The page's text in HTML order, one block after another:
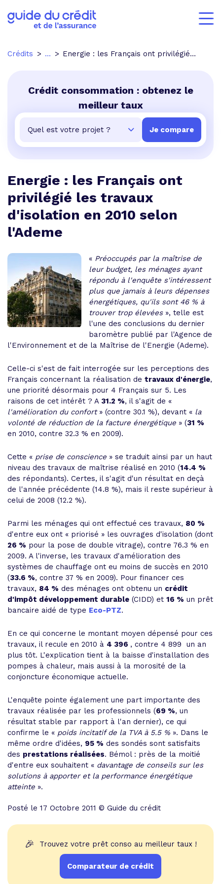
Crédits ... Energie : les Français ont privilégié les travaux d'isolation en 2010 selon l'Ademe
Crédit consommation : obtenez le
meilleur taux
Energie : les Français ont
privilégié les travaux
d'isolation en 2010 selon
l'Ademe
« Préoccupés par la maîtrise de
leur budget, les ménages ayant
répondu à l'enquête s'intéressent
plus que jamais à leurs dépenses
énergétiques, qu'ils sont 46 % à
trouver trop élevées», telle est
l'une des conclusions du dernier
baromètre publié par l'Agence de
l'Environnement et de la Maîtrise de l'Energie (Ademe).
Celle-ci s'est de fait interrogée sur les perceptions des
Français concernant la réalisation de travaux d'énergie,
une priorité désormais pour 4 Français sur 5. Les
raisons de cet intérêt ? A 31.2 %, il s'agit de «
l'amélioration du confort» (contre 30.1 %), devant « la
volonté de réduction de la facture énergétique » (31 %
en 2010, contre 32.3 % en 2009).
Cette « prise de conscience » se traduit ainsi par un haut
niveau des travaux de maîtrise réalisé en 2010 (14.4 %
des répondants). Certes, il s'agit d'un résultat en deçà
de l'année précédente (14.8 %), mais il reste supérieur à
celui de 2008 (12.2 %).
Parmi les ménages qui ont effectué ces travaux, 80 %
d'entre eux ont « priorisé » les ouvrages d'isolation (dont
26 % pour la pose de double vitrage), contre 76.3 % en
2009. A l'inverse, les travaux d'amélioration des
systèmes de chauffage ont eu moins de succès en 2010
(33.6 %, contre 37 % en 2009). Pour financer ces
travaux, 84 % des ménages ont obtenu un crédit
d'impôt développement durable (CIDD) et 16 % un prêt
bancaire aidé de type Eco-PTZ.
En ce qui concerne le montant moyen dépensé pour ces
travaux, il recule en 2010 à 4 396  , contre 4 899  un an
plus tôt. L'explication tient à la baisse d'installation des
pompes à chaleur, mais aussi à la morosité de la
conjoncture économique actuelle.
L'enquête pointe également une part importante des
travaux réalisée par les professionnels (69 %, un
résultat stable par rapport à l'an dernier), ce qui
confirme le « poids incitatif de la TVA à 5.5 % ». Dans le
même ordre d'idées, 95 % des sondés sont satisfaits
des prestations réalisées. Bémol : près de la moitié
d'entre eux souhaitent « davantage de conseils sur les
solutions à apporter et la performance énergétique
atteinte ».
Posté le 17 Octobre 2011 © Guide du crédit
🎉 Trouvez votre prêt conso au meilleur taux !
Comparateur de crédit